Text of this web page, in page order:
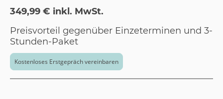
349,99 € inkl. MwSt.
Preisvorteil gegenüber Einzeterminen und 3-
Stunden-Paket
Kostenloses Erstgepräch vereinbaren